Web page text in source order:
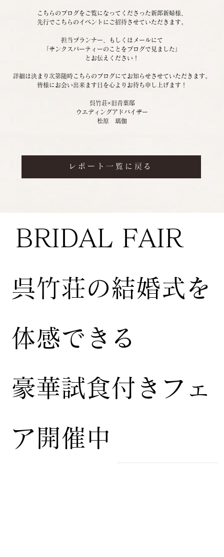
こちらのブログをご覧になってくださった新郎新婦様、
先行でこちらのイベントにご招待させていただきます。
担当プランナー、もしくはメールにて
「サンクスパーティーのことをブログで見ました」
とお伝えください！
詳細は決まり次第随時こちらのブログにてお知らせさせていただきます。
皆様にお会い出来ます日を心よりお待ち申し上げます！
呉竹荘×旧青葉邸
ウエディングアドバイザー
松原　璃伽
レポート一覧に戻る
BRIDAL FAIR
​呉竹荘の結婚式を
体感できる
豪華試食付きフェ
ア開催中